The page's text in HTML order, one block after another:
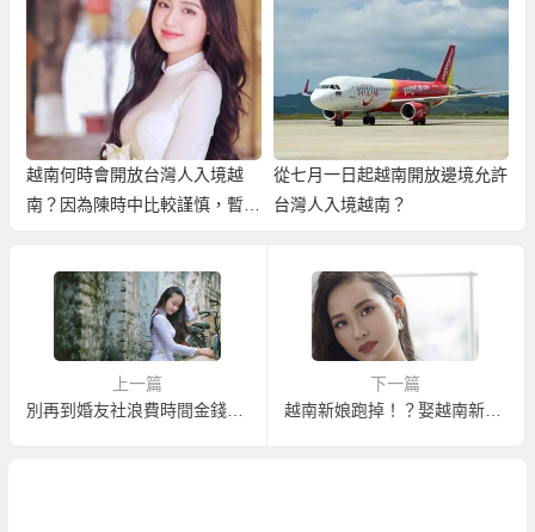
越南何時會開放台灣人入境越
南？因為陳時中比較謹慎，暫無
從七月一日起越南開放邊境允許
台灣人入境越南？
上一篇
別再到婚友社浪費時間金錢在台灣老女人身上，立即到越南相親擁有年輕漂亮伴侶！
下一篇
越南新娘跑掉！？娶越南新娘一直被要錢！？娶越南新娘總是被騙的真相！